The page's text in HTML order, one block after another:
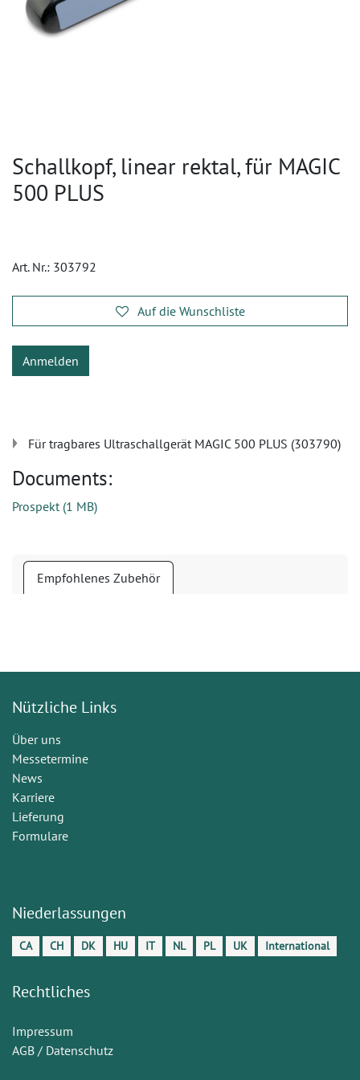
Schallkopf, linear rektal, für MAGIC
500 PLUS
Art. Nr.: 303792
Auf die Wunschliste
Anmelden
Für tragbares Ultraschallgerät MAGIC 500 PLUS (303790)
Documents:
Prospekt(1 MB)
Empfohlenes Zubehör
Nützliche Links
Über uns
Messetermine
News
Karriere
Lieferung
Formulare
Niederlassungen
CA CH DK HU IT NL PL UK International
Rechtliches
Impressum
AGB / Datenschutz